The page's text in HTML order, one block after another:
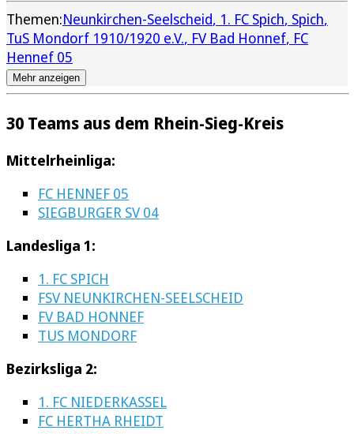
Themen:Neunkirchen-Seelscheid 1. FC Spich Spich
TuS Mondorf 1910/1920 e.V. FV Bad Honnef FC
Hennef 05
Mehr anzeigen
30 Teams aus dem Rhein-Sieg-Kreis
Mittelrheinliga:
FC HENNEF 05
SIEGBURGER SV 04
Landesliga 1:
1. FC SPICH
FSV NEUNKIRCHEN-SEELSCHEID
FV BAD HONNEF
TUS MONDORF
Bezirksliga 2:
1. FC NIEDERKASSEL
FC HERTHA RHEIDT